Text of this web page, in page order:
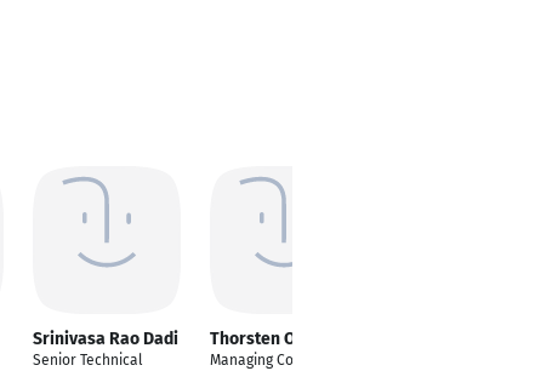
Srinivasa Rao Dadi
Senior Technical
Thorsten Otremba
Managing Consultant